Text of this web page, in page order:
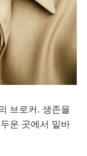
브로커. 생존을
운 곳에서 밑바